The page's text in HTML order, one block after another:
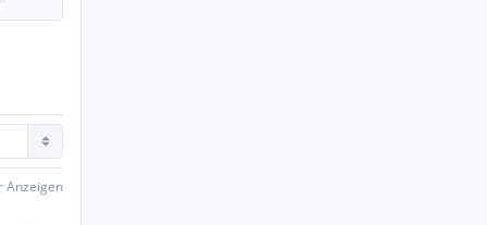
Anzeigen